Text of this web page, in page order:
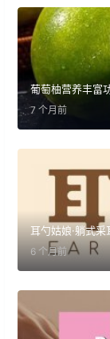
葡萄柚营养丰富
7 个月前
耳勺姑娘·躺式
6 个月前